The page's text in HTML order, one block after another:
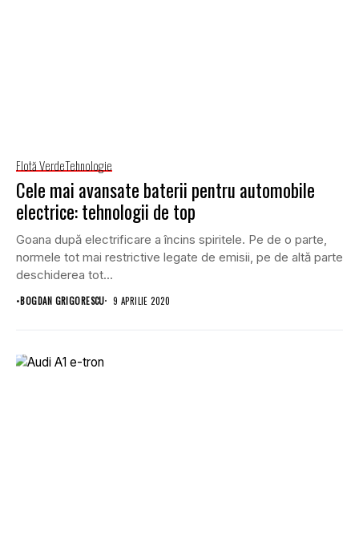
Flotă VerdeTehnologie
Cele mai avansate baterii pentru automobile
electrice: tehnologii de top
Goana după electrificare a încins spiritele. Pe de o parte,
normele tot mai restrictive legate de emisii, pe de altă parte
deschiderea tot...
•BOGDAN GRIGORESCU 9 APRILIE 2020